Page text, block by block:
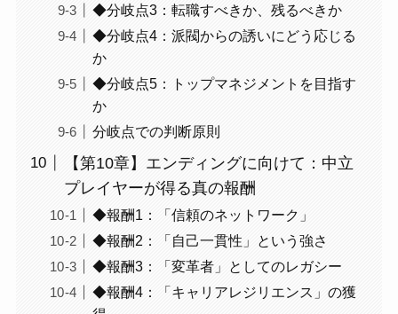
◆分岐点3：転職すべきか、残るべきか
◆分岐点4：派閥からの誘いにどう応じる
か
◆分岐点5：トップマネジメントを目指す
か
分岐点での判断原則
【第10章】エンディングに向けて：中立
プレイヤーが得る真の報酬
◆報酬1：「信頼のネットワーク」
◆報酬2：「自己一貫性」という強さ
◆報酬3：「変革者」としてのレガシー
◆報酬4：「キャリアレジリエンス」の獲